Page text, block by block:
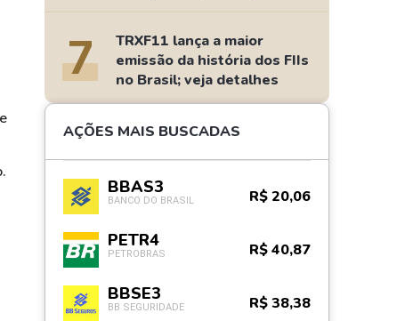
7
TRXF11 lança a maior
emissão da história dos FIIs
no Brasil; veja detalhes
AÇÕES MAIS BUSCADAS
BBAS3
BANCO DO BRASIL R$ 20,06
PETR4
PETROBRAS R$ 40,87
BBSE3
BB SEGURIDADE R$ 38,38